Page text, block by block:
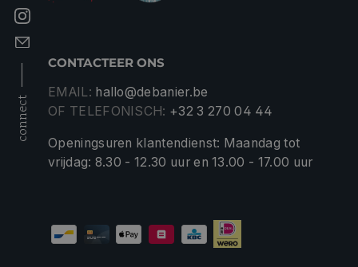
connect
CONTACTEER ONS
EMAIL: hallo@debanier.be
OF TELEFONISCH: +32 3 270 04 44
Openingsuren klantendienst: Maandag tot
vrijdag: 8.30 - 12.30 uur en 13.00 - 17.00 uur